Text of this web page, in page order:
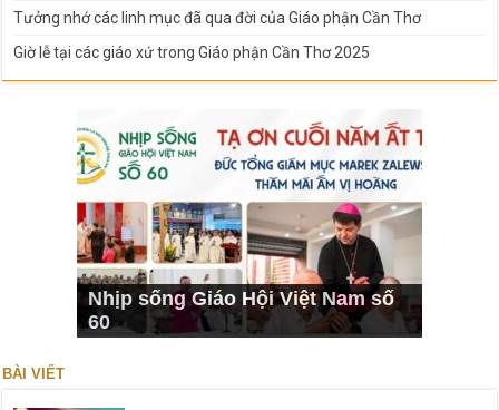
Tưởng nhớ các linh mục đã qua đời của Giáo phận Cần Thơ
Giờ lễ tại các giáo xứ trong Giáo phận Cần Thơ 2025
Nhịp sống Giáo Hội Việt Nam số
60
BÀI VIẾT